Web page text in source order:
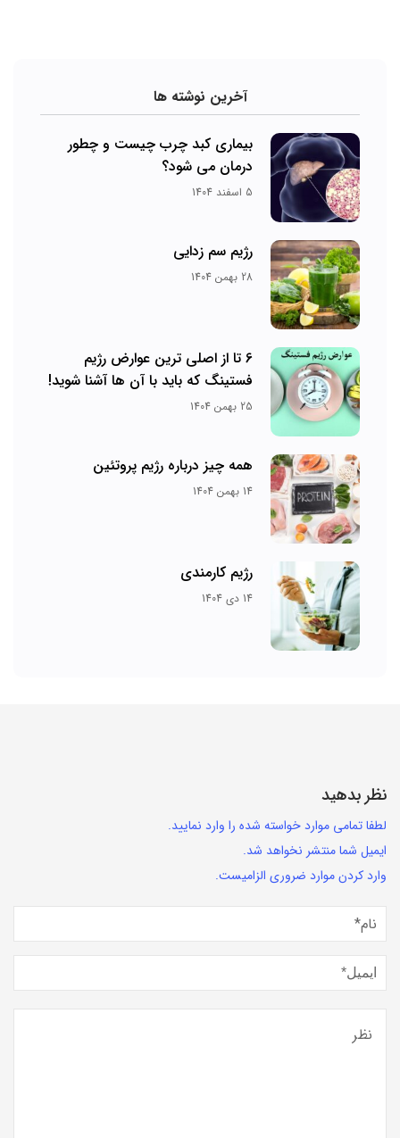
آخرین نوشته ها
بیماری کبد چرب چیست و چطور
درمان می‌ شود؟
5 اسفند 1404
رژیم سم زدایی
28 بهمن 1404
6 تا از اصلی ترین عوارض رژیم
فستینگ که باید با آن ها آشنا شوید!
25 بهمن 1404
همه چیز درباره رژیم پروتئین
14 بهمن 1404
رژیم کارمندی
14 دی 1404
نظر بدهید
لطفا تمامی موارد خواسته شده را وارد نمایید.
ایمیل شما منتشر نخواهد شد.
وارد کردن موارد ضروری الزامیست.